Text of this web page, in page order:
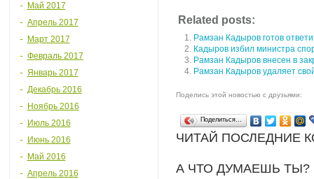
Май 2017
Апрель 2017
Март 2017
Февраль 2017
Январь 2017
Декабрь 2016
Ноябрь 2016
Июль 2016
Июнь 2016
Май 2016
Апрель 2016
Related posts:
Рамзан Кадыров готов
Кадыров избил министра
Рамзан Кадыров внесен в
Рамзан Кадыров удаляет
Поделись этой новостью с друзьями:
Поделиться…
ЧИТАЙ ПОСЛЕДНИЕ
А ЧТО ДУМАЕШЬ